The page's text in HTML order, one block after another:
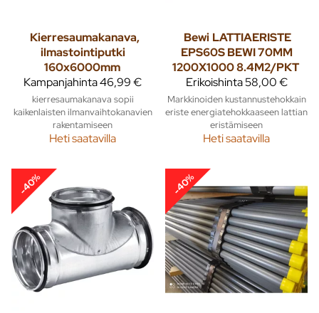
Kierresaumakanava,
ilmastointiputki
160x6000mm
Kampanjahinta46,99 €
kierresaumakanava sopii
kaikenlaisten ilmanvaihtokanavien
rakentamiseen
Heti saatavilla
Bewi LATTIAERISTE
EPS60S BEWI 70MM
1200X1000 8.4M2/PKT
Erikoishinta58,00 €
Markkinoiden kustannustehokkain
eriste energiatehokkaaseen lattian
eristämiseen
Heti saatavilla
-40% -40%